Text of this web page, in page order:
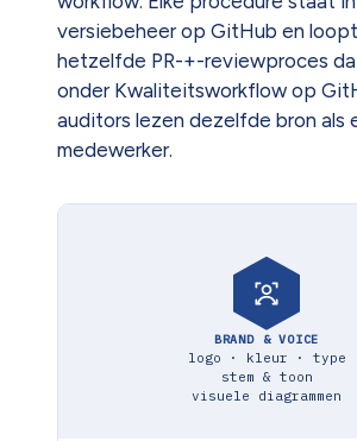
versiebeheer op GitHub en
hetzelfde PR-+-reviewproces
onder Kwaliteitsworkflow op
auditors lezen dezelfde bron als
medewerker.
BRAND & VOICE
logo · kleur · type
stem & toon
visuele diagrammen